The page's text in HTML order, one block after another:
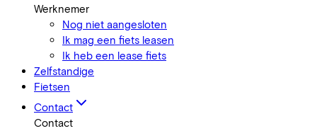
Werknemer
Nog niet aangesloten
Ik mag een fiets leasen
Ik heb een lease fiets
Zelfstandige
Fietsen
Contact
Contact